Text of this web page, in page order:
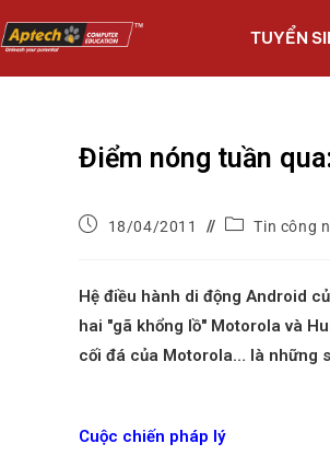
TUYỂN
Điểm nóng tuần
18/04/2011 Tin công
Hệ điều hành di động Android
hai "gã khổng lồ" Motorola và
cối đá của Motorola… là những
Cuộc chiến pháp lý